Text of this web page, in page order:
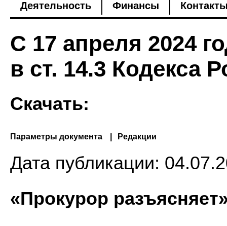
Деятельность
Финансы
С 17 апреля 2024
в ст. 14.3 Кодекса
Скачать:
Параметры документа Редакции
Дата публикации:
«Прокурор